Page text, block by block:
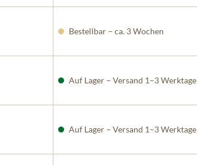
Bestellbar – ca. 3 Wochen
Auf Lager – Versand 1–3 Werktage
Auf Lager – Versand 1–3 Werktage